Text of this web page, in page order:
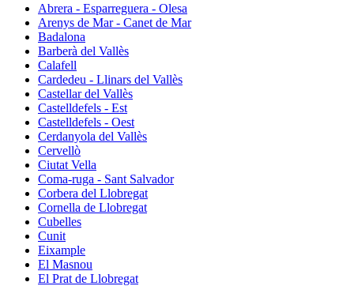
Abrera - Esparreguera - Olesa
Arenys de Mar - Canet de Mar
Badalona
Barberà del Vallès
Calafell
Cardedeu - Llinars del Vallès
Castellar del Vallès
Castelldefels - Est
Castelldefels - Oest
Cerdanyola del Vallès
Cervellò
Ciutat Vella
Coma-ruga - Sant Salvador
Corbera del Llobregat
Cornella de Llobregat
Cubelles
Cunit
Eixample
El Masnou
El Prat de Llobregat